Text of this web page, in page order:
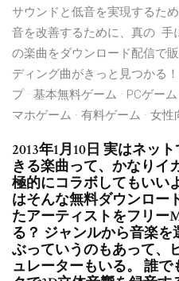
サウンドと低音を実現するた
音を改善するために、真の 手
の楽曲をダウンロード配信で
ディング曲がきっと見つかる
プ · 基本無料ゲーム · PCゲー
マホゲーム · 有料ゲーム · 女性
2013年1月10日 実はネッ
きる楽曲って、かなりイ
極的にコラボしてもいい
はそんな無料ダウンロー
たアーティストをフリー
る？ ジャンルから音楽
ぶっていうのもあって、
ュレーターもいる。 誰